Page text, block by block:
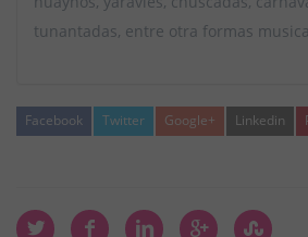
tunantadas, entre otra formas
Facebook Twitter Google+ Linkedin